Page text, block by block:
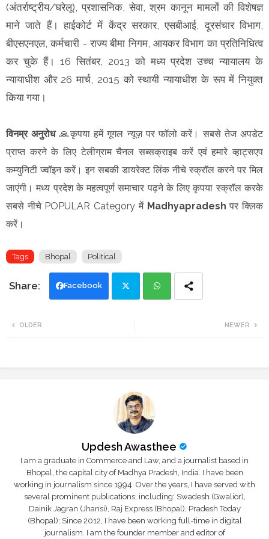
(अंतर्राष्ट्रीय/घरेलू), प्रशासनिक, सेवा, श्रम कानून मामलों की विशेषज्ञ
माने जाते हैं। हाईकोर्ट में केंद्र सरकार, एसबीआई, दूरसंचार विभाग,
बीएसएनएल, कर्मचारी - राज्य बीमा निगम, आयकर विभाग का प्रतिनिधित्व
कर चुके हैं। 16 सितंबर, 2013 को मध्य प्रदेश उच्च न्यायालय के
न्यायाधीश और 26 मार्च, 2015 को स्थायी न्यायाधीश के रूप में नियुक्त
किया गया।
विनम्र अनुरोध 🙏कृपया हमें गूगल न्यूज़ पर फॉलो करें। सबसे तेज अपडेट
प्राप्त करने के लिए टेलीग्राम चैनल सब्सक्राइब करें एवं हमारे व्हाट्सएप
कम्युनिटी ज्वॉइन करें। इन सबकी डायरेक्ट लिंक नीचे स्क्रॉल करने पर मिल
जाएंगी। मध्य प्रदेश के महत्वपूर्ण समाचार पढ़ने के लिए कृपया स्क्रॉल करके
सबसे नीचे POPULAR Category में Madhyapradeshपर क्लिक
करें।
Tags Bhopal Political
Facebook
NEWER
OLDER
Updesh Awasthee
I am a graduate in Commerce and Law, and a journalist based in
Bhopal, the capital city of Madhya Pradesh, India. I have been
working in journalism since 1994. Over the years, I have served with
several prominent publications, including: Swadesh (Gwalior),
Dainik Jagran (Jhansi), Raj Express (Bhopal), Pradesh Today
(Bhopal); Since 2012, I have been working full-time in digital
journalism. I am the founder member and editor of